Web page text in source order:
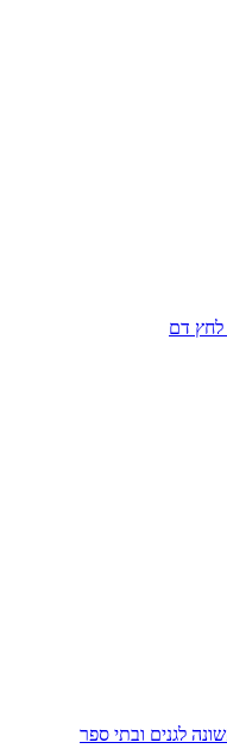
לחץ דם
לגנים ובתי ספר